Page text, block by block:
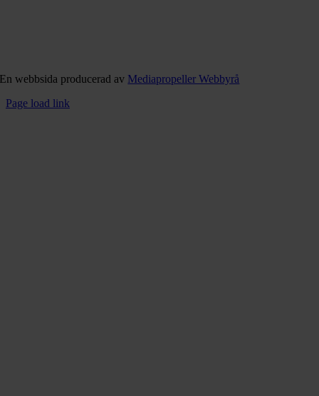
En webbsida producerad av Mediapropeller Webbyrå
Page load link